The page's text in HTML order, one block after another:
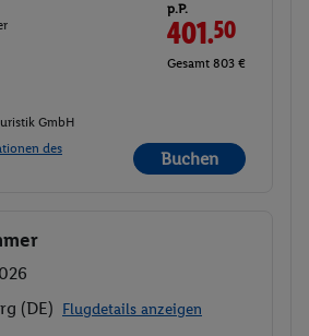
p.P.
401.50
Gesamt 803 €
GmbH
des
Buchen
(DE) Flugdetails anzeigen